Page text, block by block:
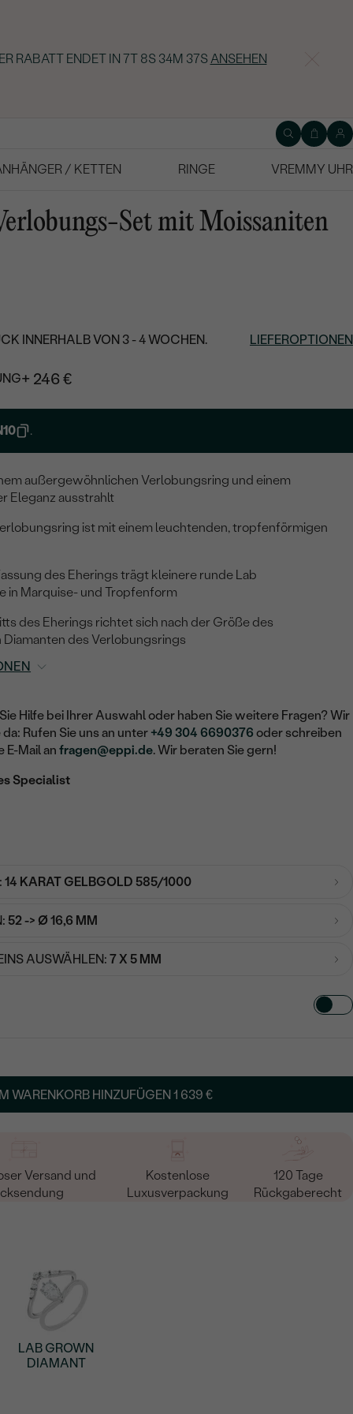
RABATT ENDET IN 7T 8S 34M 36SANSEHEN
/ KETTEN RINGE
VREMMY UHR
Set mit Moissaniten
INNERHALB VON 3 - 4 WOCHEN. LIEFEROPTIONEN
+ 246 €
.
außergewöhnlichen Verlobungsring und einem
Eleganz ausstrahlt
ist mit einem leuchtenden, tropfenförmigen
des Eherings trägt kleinere runde Lab
in Marquise- und Tropfenform
des Eherings richtet sich nach der Größe des
des Verlobungsrings
Hilfe bei Ihrer Auswahl oder haben Sie weitere Fragen? Wir
Rufen Sie uns an unter +49 304 6690376 oder schreiben
E-Mail anfragen@eppi.de. Wir beraten Sie gern!
Specialist
14 KARAT GELBGOLD 585/1000
52 -> Ø 16,6 MM
AUSWÄHLEN: 7 X 5 MM
WARENKORB HINZUFÜGEN1 639 €
Versand und
Kostenlose
Luxusverpackung
120 Tage
Rückgaberecht
LAB GROWN
DIAMANT